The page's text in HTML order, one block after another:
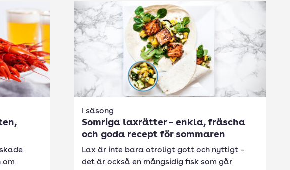
om
I säsong
Somriga laxrätter – enkla, fräscha
och goda recept för sommaren
Lax är inte bara otroligt gott och nyttigt –
det är också en mångsidig fisk som går